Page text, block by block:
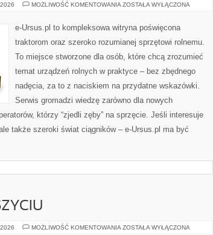
MOŻLIWOŚĆ KOMENTOWANIA WARZYWNICTWO
ZOSTAŁA WYŁĄCZONA
e-Ursus.pl to kompleksowa witryna poświęcona
traktorom oraz szeroko rozumianej sprzętowi rolnemu.
To miejsce stworzone dla osób, które chcą zrozumieć
temat urządzeń rolnych w praktyce – bez zbędnego
nadęcia, za to z naciskiem na przydatne wskazówki.
Serwis gromadzi wiedzę zarówno dla nowych
którzy “zjedli zęby” na sprzęcie. Jeśli interesuje
także szeroki świat ciągników – e-Ursus.pl ma być
MOŻLIWOŚĆ KOMENTOWANIA ZERO
ZOSTAŁA WYŁĄCZONA